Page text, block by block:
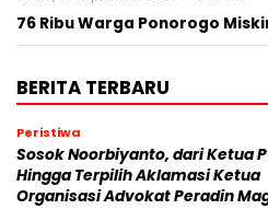
76 Ribu Warga Ponorogo
BERITA TERBARU
Peristiwa
Sosok Noorbiyanto, dari Ketua
Hingga Terpilih Aklamasi Ketua
Organisasi Advokat Peradin